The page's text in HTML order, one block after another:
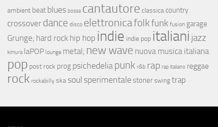
ambient beat blues bossa cantautore classica country
crossover dance disco elettronicafolkfunk fusion garage
Grunge; hard rock hip hop indie indie pop italiani jazz
kimura laPOP lounge metal; new wave nuova musica italiana
pop post rock prog psichedeliapunk r&b rap rap italiano reggae
rock rockabilly ska soul sperimentale stoner swing trap